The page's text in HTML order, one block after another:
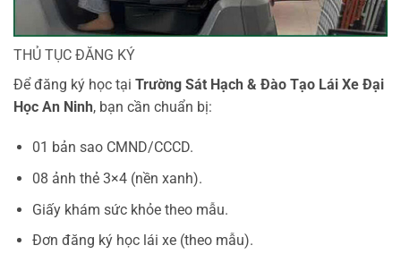
THỦ TỤC ĐĂNG KÝ
Để đăng ký học tại Trường Sát Hạch & Đào Tạo Lái Xe Đại
Học An Ninh, bạn cần chuẩn bị:
01 bản sao CMND/CCCD.
08 ảnh thẻ 3×4 (nền xanh).
Giấy khám sức khỏe theo mẫu.
Đơn đăng ký học lái xe (theo mẫu).